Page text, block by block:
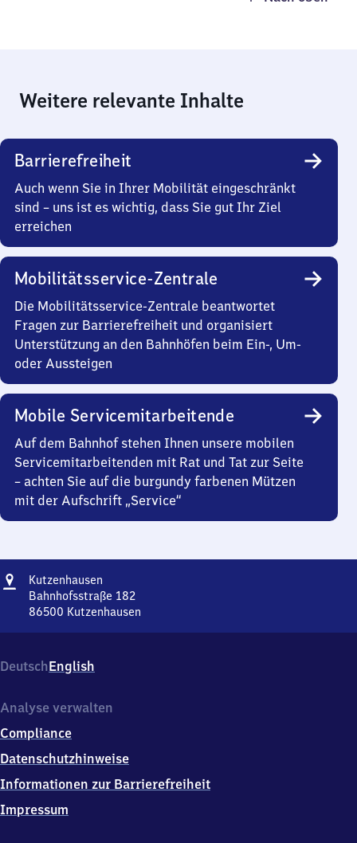
Weitere relevante Inhalte
Barrierefreiheit
Auch wenn Sie in Ihrer Mobilität eingeschränkt
sind – uns ist es wichtig, dass Sie gut Ihr Ziel
erreichen
Mobilitätsservice-Zentrale
Die Mobilitätsservice-Zentrale beantwortet
Fragen zur Barrierefreiheit und organisiert
Unterstützung an den Bahnhöfen beim Ein-, Um-
oder Aussteigen
Mobile Servicemitarbeitende
Auf dem Bahnhof stehen Ihnen unsere mobilen
Servicemitarbeitenden mit Rat und Tat zur Seite
– achten Sie auf die burgundy farbenen Mützen
mit der Aufschrift „Service“
Adresse
Kutzenhausen
Bahnhofsstraße 182
86500 Kutzenhausen
182,
8
5
0
Kutzenhausen
DeutschEnglish
Analyse verwalten
Compliance
Datenschutzhinweise
Informationen zur Barrierefreiheit
Impressum